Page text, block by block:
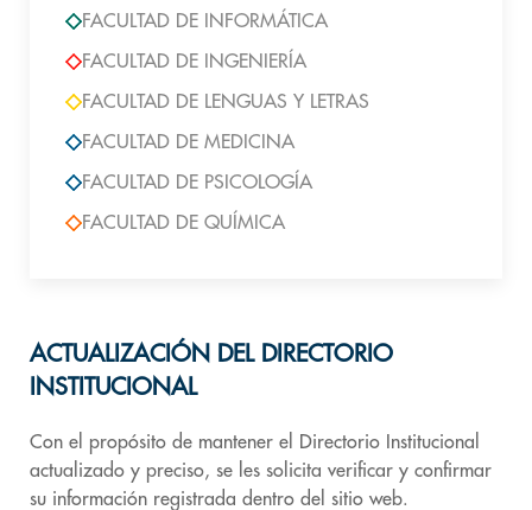
FACULTAD DE INFORMÁTICA
FACULTAD DE INGENIERÍA
FACULTAD DE LENGUAS Y LETRAS
FACULTAD DE MEDICINA
FACULTAD DE PSICOLOGÍA
FACULTAD DE QUÍMICA
ACTUALIZACIÓN DEL DIRECTORIO
INSTITUCIONAL
Con el propósito de mantener el Directorio Institucional
actualizado y preciso, se les solicita verificar y confirmar
su información registrada dentro del sitio web.